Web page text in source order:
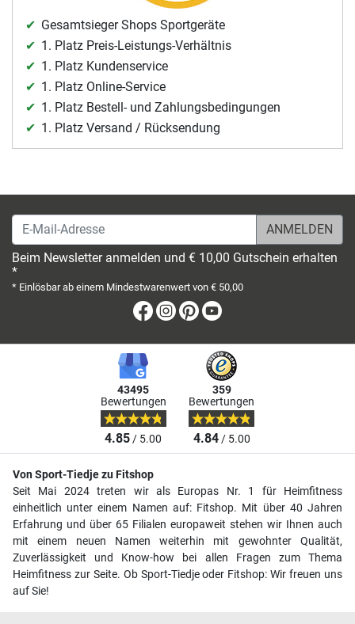
Gesamtsieger Shops Sportgeräte
1. Platz Preis-Leistungs-Verhältnis
1. Platz Kundenservice
1. Platz Online-Service
1. Platz Bestell- und Zahlungsbedingungen
1. Platz Versand / Rücksendung
E-Mail-Adresse
Beim Newsletter anmelden und € 10,00 Gutschein erhalten
*
* Einlösbar ab einem Mindestwarenwert von € 50,00
Facebook
Instagram
Pinterest
43495
Bewertungen
4.85/ 5.00
359
Bewertungen
4.84/ 5.00
Von Sport-Tiedje zu Fitshop
Seit Mai 2024 treten wir als Europas Nr. 1 für Heimfitness
einheitlich unter einem Namen auf: Fitshop. Mit über 40 Jahren
Erfahrung und über 65 Filialen europaweit stehen wir Ihnen auch
mit einem neuen Namen weiterhin mit gewohnter Qualität,
Zuverlässigkeit und Know-how bei allen Fragen zum Thema
Heimfitness zur Seite. Ob Sport-Tiedje oder Fitshop: Wir freuen uns
auf Sie!